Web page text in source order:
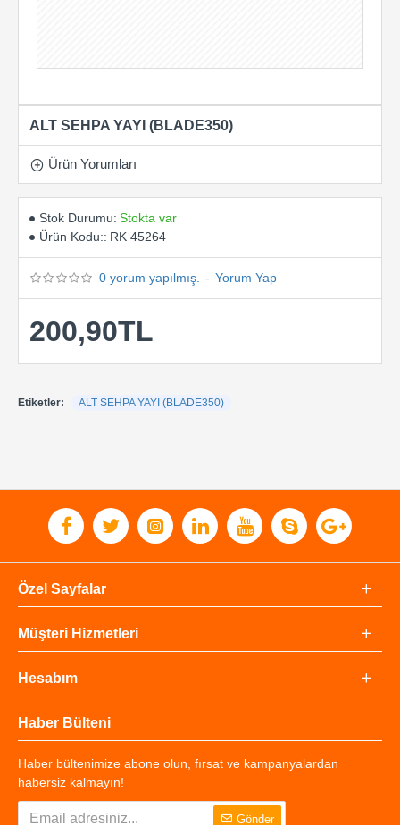
ALT SEHPA YAYI (BLADE350)
Ürün Yorumları
Stok Durumu: Stokta var
Ürün Kodu:: RK 45264
0 yorum yapılmış. - Yorum Yap
200,90TL
Etiketler: ALT SEHPA YAYI (BLADE350)
Özel Sayfalar
Müşteri Hizmetleri
Hesabım
Haber Bülteni
Haber bültenimize abone olun, fırsat ve kampanyalardan
habersiz kalmayın!
Gönder